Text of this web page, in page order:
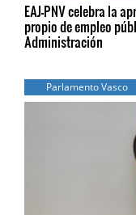
EAJ-PNV celebra la
propio de empleo
Administración
Parlamento Vasco